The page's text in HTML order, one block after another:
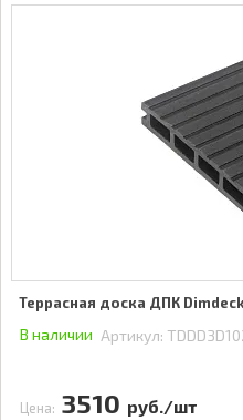
Террасная доска ДПК
В наличии Артикул:
Цена: 3510 руб./шт